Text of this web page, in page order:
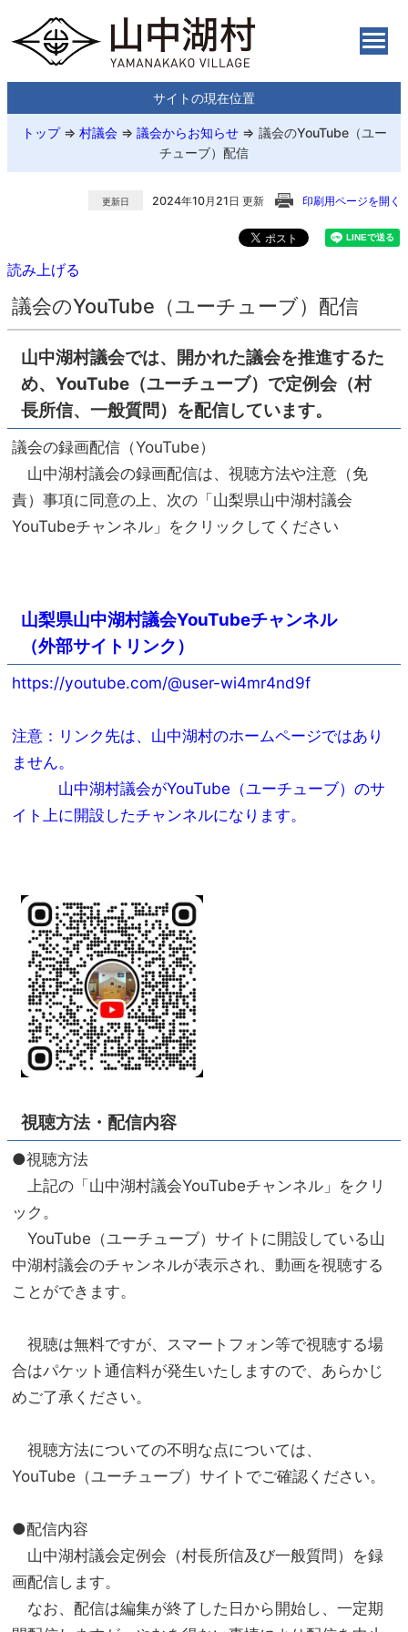
サイトの現在位置
トップ⇒ 村議会⇒ 議会からお知らせ⇒ 議会のYouTube（ユー
チューブ）配信
更新日 2024年10月21日 更新 印刷用ページを開く
読み上げる
議会のYouTube（ユーチューブ）配信
山中湖村議会では、開かれた議会を推進するた
め、YouTube（ユーチューブ）で定例会（村
長所信、一般質問）を配信しています。
議会の録画配信（YouTube）
山中湖村議会の録画配信は、視聴方法や注意（免
責）事項に同意の上、次の「山梨県山中湖村議会
YouTubeチャンネル」をクリックしてください
山梨県山中湖村議会YouTubeチャンネル
（外部サイトリンク）
https://youtube.com/@user-wi4mr4nd9f
注意：リンク先は、山中湖村のホームページではあり
ません。
山中湖村議会がYouTube（ユーチューブ）のサ
イト上に開設したチャンネルになります。
視聴方法・配信内容
●視聴方法
上記の「山中湖村議会YouTubeチャンネル」をクリ
ック。
YouTube（ユーチューブ）サイトに開設している山
中湖村議会のチャンネルが表示され、動画を視聴する
ことができます。
視聴は無料ですが、スマートフォン等で視聴する場
合はパケット通信料が発生いたしますので、あらかじ
めご了承ください。
視聴方法についての不明な点については、
YouTube（ユーチューブ）サイトでご確認ください。
●配信内容
山中湖村議会定例会（村長所信及び一般質問）を録
画配信します。
なお、配信は編集が終了した日から開始し、一定期